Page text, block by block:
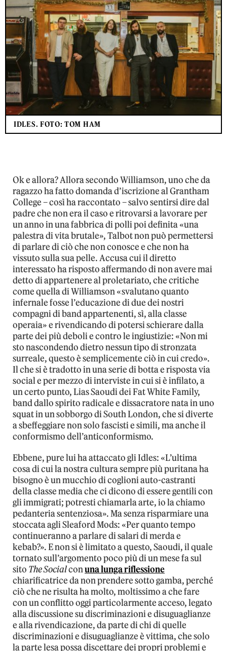
IDLES. FOTO: TOM HAM
Ok e allora? Allora secondo Williamson, uno che da
ragazzo ha fatto domanda d’iscrizione al Grantham
College – così ha raccontato – salvo sentirsi dire dal
padre che non era il caso e ritrovarsi a lavorare per
un anno in una fabbrica di polli poi definita «una
palestra di vita brutale», Talbot non può permettersi
di parlare di ciò che non conosce e che non ha
vissuto sulla sua pelle. Accusa cui il diretto
interessato ha risposto affermando di non avere mai
detto di appartenere al proletariato, che critiche
come quella di Williamson «svalutano quanto
infernale fosse l’educazione di due dei nostri
compagni di band appartenenti, sì, alla classe
operaia» e rivendicando di potersi schierare dalla
parte dei più deboli e contro le ingiustizie: «Non mi
sto nascondendo dietro nessun tipo di stronzata
surreale, questo è semplicemente ciò in cui credo».
Il che si è tradotto in una serie di botta e risposta via
social e per mezzo di interviste in cui si è infilato, a
un certo punto, Lias Saoudi dei Fat White Family,
band dallo spirito radicale e dissacratore nata in uno
squat in un sobborgo di South London, che si diverte
a sbeffeggiare non solo fascisti e simili, ma anche il
conformismo dell’anticonformismo.
Ebbene, pure lui ha attaccato gli Idles: «L’ultima
cosa di cui la nostra cultura sempre più puritana ha
bisogno è un mucchio di coglioni auto-castranti
della classe media che ci dicono di essere gentili con
gli immigrati; potresti chiamarla arte, io la chiamo
pedanteria sentenziosa». Ma senza risparmiare una
stoccata agli Sleaford Mods: «Per quanto tempo
continueranno a parlare di salari di merda e
kebab?». E non si è limitato a questo, Saoudi, il quale
tornato sull’argomento poco più di un mese fa sul
sito The Socialconuna lunga riflessione
chiarificatrice da non prendere sotto gamba, perché
ciò che ne risulta ha molto, moltissimo a che fare
con un conflitto oggi particolarmente acceso, legato
alla discussione su discriminazioni e disuguaglianze
e alla rivendicazione, da parte di chi di quelle
discriminazioni e disuguaglianze è vittima, che solo
la parte lesa possa discettare dei propri problemi e